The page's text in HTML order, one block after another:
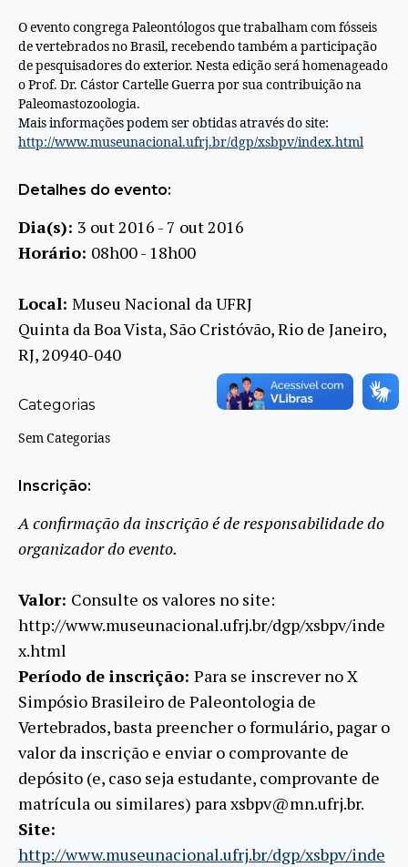
O evento congrega Paleontólogos que trabalham com fósseis
de vertebrados no Brasil, recebendo também a participação
de pesquisadores do exterior. Nesta edição será homenageado
o Prof. Dr. Cástor Cartelle Guerra por sua contribuição na
Paleomastozoologia.
Mais informações podem ser obtidas através do site:
http://www.museunacional.ufrj.br/dgp/xsbpv/index.html
Detalhes do evento:
Dia(s): 3 out 2016 - 7 out 2016
Horário: 08h00 - 18h00
Local: Museu Nacional da UFRJ
Quinta da Boa Vista, São Cristóvão, Rio de Janeiro,
RJ, 20940-040
Categorias
Sem Categorias
Inscrição:
A confirmação da inscrição é de responsabilidade do
organizador do evento.
Valor: Consulte os valores no site:
http://www.museunacional.ufrj.br/dgp/xsbpv/inde
x.html
Período de inscrição: Para se inscrever no X
Simpósio Brasileiro de Paleontologia de
Vertebrados, basta preencher o formulário, pagar o
valor da inscrição e enviar o comprovante de
depósito (e, caso seja estudante, comprovante de
matrícula ou similares) para xsbpv@mn.ufrj.br.
Site:
http://www.museunacional.ufrj.br/dgp/xsbpv/inde